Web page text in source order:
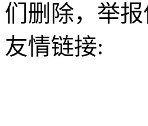
们删除，举
友情链接: